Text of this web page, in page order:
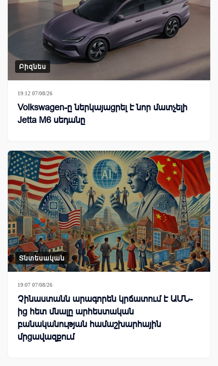
Բիզնես
19:12 07/08/26
Volkswagen-ը ներկայացրել է նոր մատչելի
Jetta M6 սեդանը
Տնտեսական
19:07 07/08/26
Չինաստանն արագորեն կրճատում է ԱՄՆ-
ից հետ մնալը արհեստական
բանականության համաշխարհային
մրցավազքում